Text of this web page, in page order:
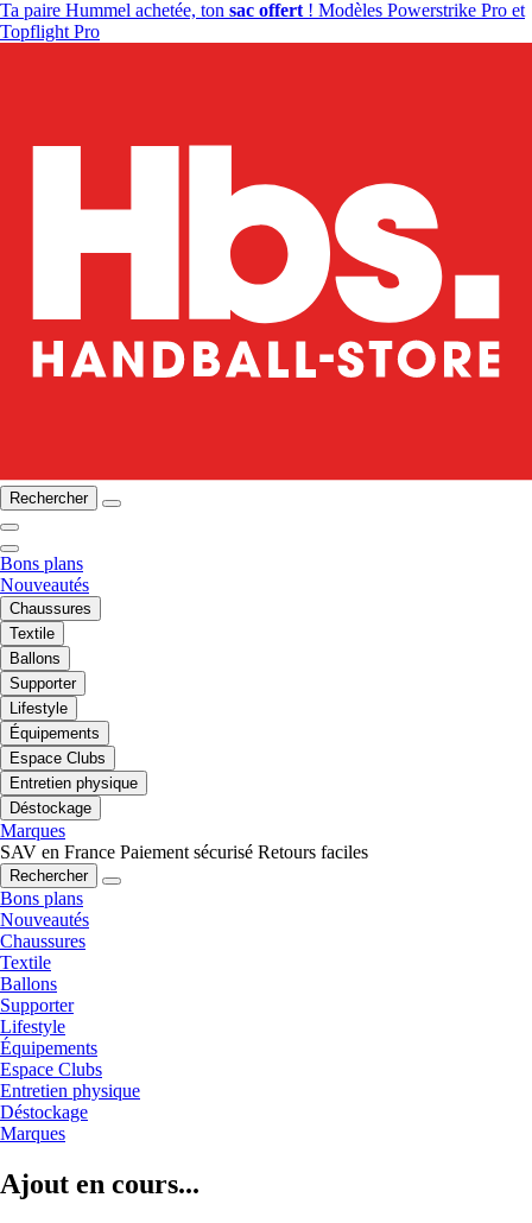
Ta paire Hummel achetée, ton sac offert ! Modèles Powerstrike Pro et
Topflight Pro
Rechercher
Bons plans
Nouveautés
Chaussures
Textile
Ballons
Supporter
Lifestyle
Équipements
Espace Clubs
Entretien physique
Déstockage
Marques
SAV en France Paiement sécurisé Retours faciles
Rechercher
Bons plans
Nouveautés
Chaussures
Textile
Ballons
Supporter
Lifestyle
Équipements
Espace Clubs
Entretien physique
Déstockage
Marques
Ajout en cours...